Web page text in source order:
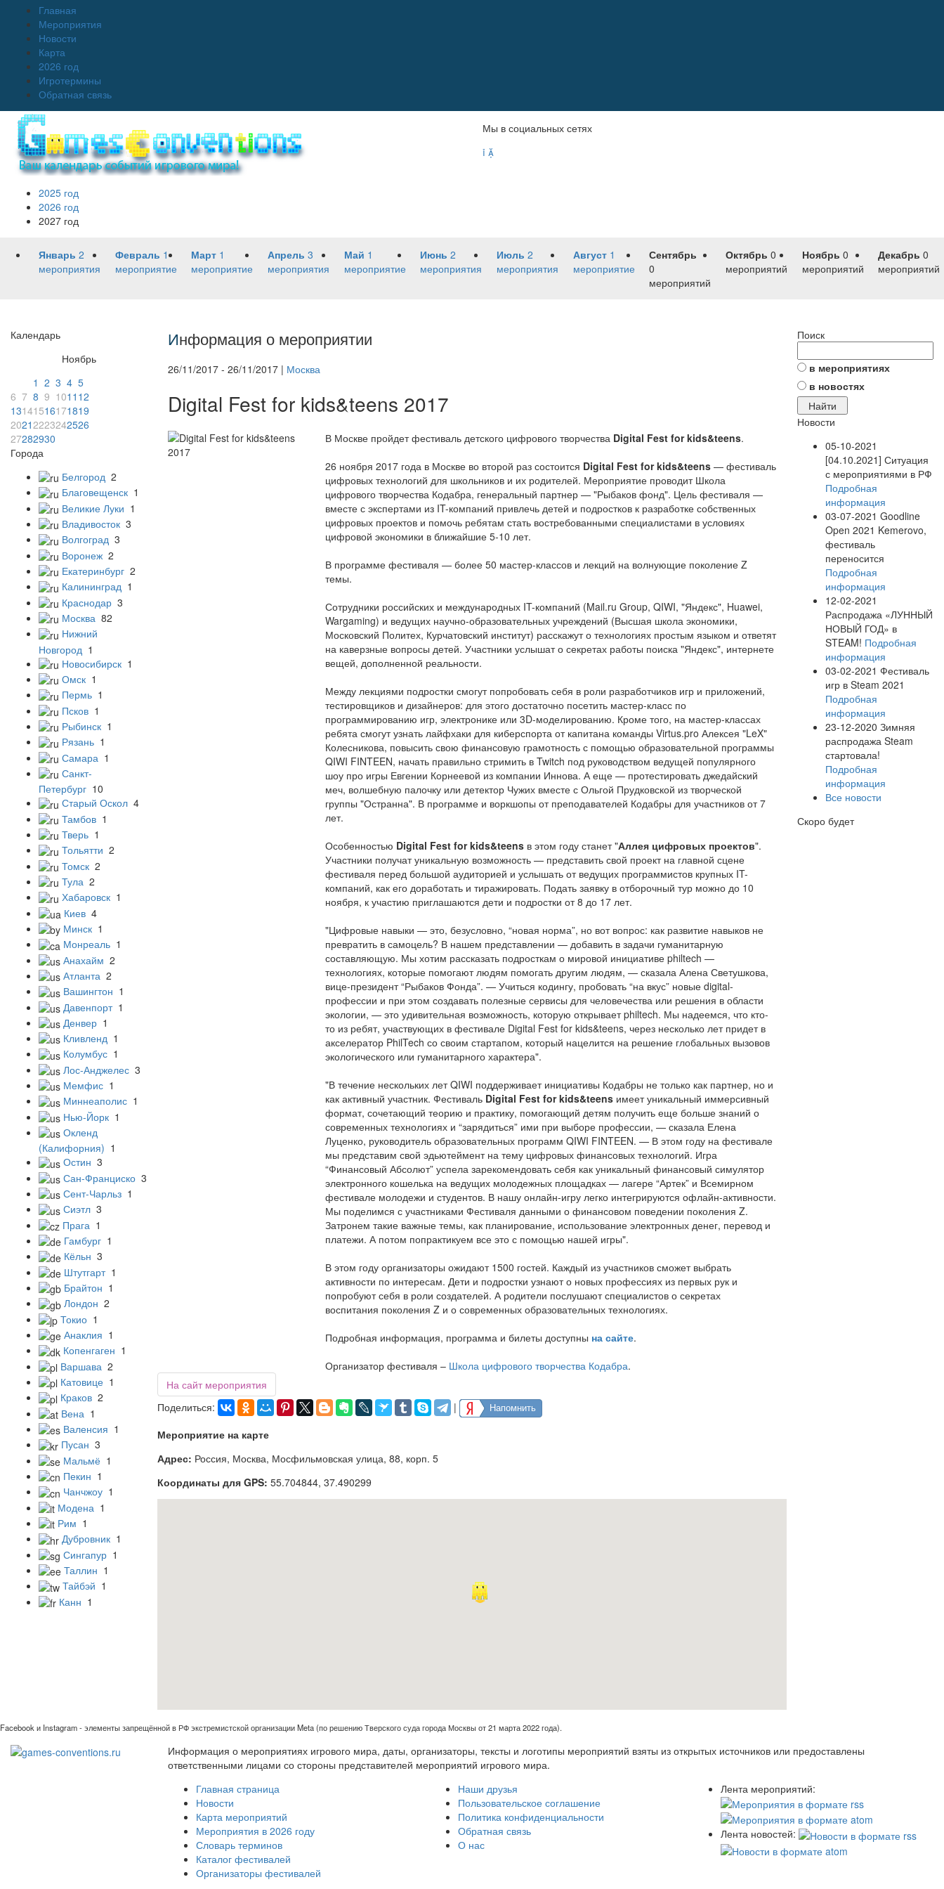
Главная
Мероприятия
Новости
Карта
2026 год
Игротермины
Обратная связь
Мы в социальных сетях
 
2025 год
2026 год
2027 год
Январь 2
мероприятия
Февраль 1
мероприятие
Март 1
мероприятие
Апрель 3
мероприятия
Май 1
мероприятие
Июнь 2
мероприятия
Июль 2
мероприятия
Август 1
мероприятие
Сентябрь
0
мероприятий
Октябрь 0
мероприятий
Ноябрь 0
мероприятий
Декабрь 0
мероприятий
Календарь
Ноябрь
1 2 3 4 5
6 7 8 9 1011 12
13141516171819
20212223242526
27282930
Города
Белгород 2
Благовещенск 1
Великие Луки 1
Владивосток 3
Волгоград 3
Воронеж 2
Екатеринбург 2
Калининград 1
Краснодар 3
Москва 82
Нижний
Новгород 1
Новосибирск 1
Омск 1
Пермь 1
Псков 1
Рыбинск 1
Рязань 1
Самара 1
Санкт-
Петербург 10
Старый Оскол 4
Тамбов 1
Тверь 1
Тольятти 2
Томск 2
Тула 2
Хабаровск 1
Киев 4
Минск 1
Монреаль 1
Анахайм 2
Атланта 2
Вашингтон 1
Давенпорт 1
Денвер 1
Кливленд 1
Колумбус 1
Лос-Анджелес 3
Мемфис 1
Миннеаполис 1
Нью-Йорк 1
Окленд
(Калифорния) 1
Остин 3
Сан-Франциско 3
Сент-Чарльз 1
Сиэтл 3
Прага 1
Гамбург 1
Кёльн 3
Штутгарт 1
Брайтон 1
Лондон 2
Токио 1
Анаклия 1
Копенгаген 1
Варшава 2
Катовице 1
Краков 2
Вена 1
Валенсия 1
Пусан 3
Мальмё 1
Пекин 1
Чанчжоу 1
Модена 1
Рим 1
Дубровник 1
Сингапур 1
Таллин 1
Тайбэй 1
Канн 1
Информация о мероприятии
26/11/2017 - 26/11/2017 | Москва
Digital Fest for kids&teens 2017
В Москве пройдет фестиваль детского цифрового творчества Digital Fest for kids&teens.
26 ноября 2017 года в Москве во второй раз состоится Digital Fest for kids&teens — фестиваль
цифровых технологий для школьников и их родителей. Мероприятие проводит Школа
цифрового творчества Кодабра, генеральный партнер — "Рыбаков фонд". Цель фестиваля —
вместе с экспертами из IT-компаний привлечь детей и подростков к разработке собственных
цифровых проектов и помочь ребятам стать востребованными специалистами в условиях
цифровой экономики в ближайшие 5-10 лет.
В программе фестиваля — более 50 мастер-классов и лекций на волнующие поколение Z
темы.
Сотрудники российских и международных IT-компаний (Mail.ru Group, QIWI, "Яндекс", Huawei,
Wargaming) и ведущих научно-образовательных учреждений (Высшая школа экономики,
Московский Политех, Курчатовский институт) расскажут о технологиях простым языком и ответят
на каверзные вопросы детей. Участники услышат о секретах работы поиска "Яндекс", интернете
вещей, дополненной реальности.
Между лекциями подростки смогут попробовать себя в роли разработчиков игр и приложений,
тестировщиков и дизайнеров: для этого достаточно посетить мастер-класс по
программированию игр, электронике или 3D-моделированию. Кроме того, на мастер-классах
ребята смогут узнать лайфхаки для киберспорта от капитана команды Virtus.pro Алексея "LeX"
Колесникова, повысить свою финансовую грамотность с помощью образовательной программы
QIWI FINTEEN, начать правильно стримить в Twitch под руководством ведущей популярного
шоу про игры Евгении Корнеевой из компании Иннова. А еще — протестировать джедайский
меч, волшебную палочку или детектор Чужих вместе с Ольгой Прудковской из творческой
группы "Остранна". В программе и воркшопы от преподавателей Кодабры для участников от 7
лет.
Особенностью Digital Fest for kids&teens в этом году станет "Аллея цифровых проектов".
Участники получат уникальную возможность — представить свой проект на главной сцене
фестиваля перед большой аудиторией и услышать от ведущих программистов крупных IT-
компаний, как его доработать и тиражировать. Подать заявку в отборочный тур можно до 10
ноября, к участию приглашаются дети и подростки от 8 до 17 лет.
"Цифровые навыки — это, безусловно, “новая норма”, но вот вопрос: как развитие навыков не
превратить в самоцель? В нашем представлении — добавить в задачи гуманитарную
составляющую. Мы хотим рассказать подросткам о мировой инициативе philtech —
технологиях, которые помогают людям помогать другим людям, — сказала Алена Светушкова,
вице-президент “Рыбаков Фонда”. — Учиться кодингу, пробовать “на вкус” новые digital-
профессии и при этом создавать полезные сервисы для человечества или решения в области
экологии, — это удивительная возможность, которую открывает philtech. Мы надеемся, что кто-
то из ребят, участвующих в фестивале Digital Fest for kids&teens, через несколько лет придет в
акселератор PhilTech со своим стартапом, который нацелится на решение глобальных вызовов
экологического или гуманитарного характера".
"В течение нескольких лет QIWI поддерживает инициативы Кодабры не только как партнер, но и
как активный участник. Фестиваль Digital Fest for kids&teens имеет уникальный иммерсивный
формат, сочетающий теорию и практику, помогающий детям получить еще больше знаний о
современных технологиях и “зарядиться” ими при выборе профессии, — сказала Елена
Луценко, руководитель образовательных программ QIWI FINTEEN. — В этом году на фестивале
мы представим свой эдьютеймент на тему цифровых финансовых технологий. Игра
“Финансовый Абсолют” успела зарекомендовать себя как уникальный финансовый симулятор
электронного кошелька на ведущих молодежных площадках — лагере “Артек” и Всемирном
фестивале молодежи и студентов. В нашу онлайн-игру легко интегрируются офлайн-активности.
Мы поделимся с участниками Фестиваля данными о финансовом поведении поколения Z.
Затронем такие важные темы, как планирование, использование электронных денег, перевод и
платежи. А потом попрактикуем все это с помощью нашей игры".
В этом году организаторы ожидают 1500 гостей. Каждый из участников сможет выбрать
активности по интересам. Дети и подростки узнают о новых профессиях из первых рук и
попробуют себя в роли создателей. А родители послушают специалистов о секретах
воспитания поколения Z и о современных образовательных технологиях.
Подробная информация, программа и билеты доступны на сайте.
Организатор фестиваля – Школа цифрового творчества Кодабра.
На сайт мероприятия
Поделиться:
| Напомнить
Мероприятие на карте
Адрес: Россия, Москва, Мосфильмовская улица, 88, корп. 5
Координаты для GPS: 55.704844, 37.490299
Поиск
в мероприятиях
в новостях
Новости
05-10-2021
[04.10.2021] Ситуация
с мероприятиями в РФ
Подробная
информация
03-07-2021 Goodline
Open 2021 Kemerovo,
фестиваль
переносится
Подробная
информация
12-02-2021
Распродажа «ЛУННЫЙ
НОВЫЙ ГОД» в
STEAM! Подробная
информация
03-02-2021 Фестиваль
игр в Steam 2021
Подробная
информация
23-12-2020 Зимняя
распродажа Steam
стартовала!
Подробная
информация
Все новости
Скоро будет
Facebook и Instagram - элементы запрещённой в РФ экстремистской организации Meta (по решению Тверского суда города Москвы от 21 марта 2022 года).
Информация о мероприятиях игрового мира, даты, организаторы, тексты и логотипы мероприятий взяты из открытых источников или предоставлены
ответственными лицами со стороны представителей мероприятий игрового мира.
Главная страница
Новости
Карта мероприятий
Мероприятия в 2026 году
Словарь терминов
Каталог фестивалей
Организаторы фестивалей
Наши друзья
Пользовательское соглашение
Политика конфиденциальности
Обратная связь
О нас
Лента мероприятий:
Лента новостей: